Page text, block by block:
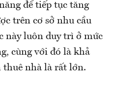
để tiếp tục tăng
trên cơ sở nhu cầu
này luôn duy trì ở mức
cùng với đó là khả
thuê nhà là rất lớn.